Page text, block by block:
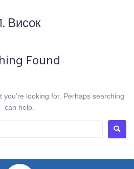
Висок
Found
you’re looking for. Perhaps searching
can help.